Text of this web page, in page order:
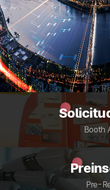
Booth
Pre-